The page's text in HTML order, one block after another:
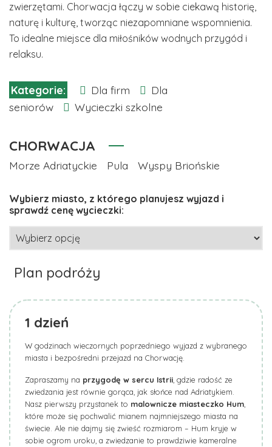
zwierzętami. Chorwacja łączy w sobie ciekawą historię,
naturę i kulturę, tworząc niezapomniane wspomnienia.
To idealne miejsce dla miłośników wodnych przygód i
relaksu.
Dla firm
Dla
seniorów
Wycieczki szkolne
CHORWACJA
Morze Adriatyckie Pula Wyspy Briońskie
Plan podróży
1 dzień
W godzinach wieczornych poprzedniego wyjazd z wybranego
miasta i bezpośredni przejazd na Chorwację.
Zapraszamy na przygodę w sercu Istrii , gdzie radość ze
zwiedzania jest równie gorąca, jak słońce nad Adriatykiem.
Nasz pierwszy przystanek to malownicze miasteczko Hum
które może się pochwalić mianem najmniejszego miasta na
świecie. Ale nie dajmy się zwieść rozmiarom – Hum kryje w
sobie ogrom uroku, a zwiedzanie to prawdziwie kameralne